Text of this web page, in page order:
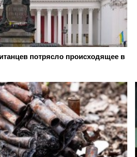
потрясло происходящее в